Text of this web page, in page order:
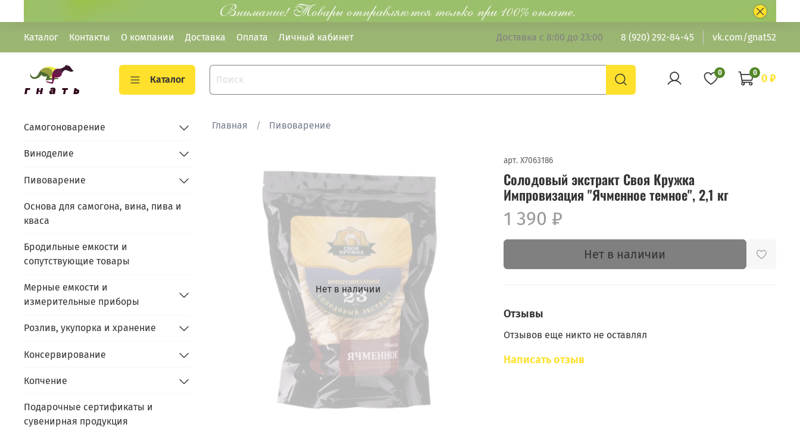
Каталог Контакты О компании Доставка Оплата Личный кабинет Доставка с 8:00 до 23:00 8 (920) 292-84-45 vk.com/gnat52
Каталог
0 0 0 ₽
Главная Пивоварение
Нет в наличии
арт. X7063186
Солодовый экстракт Своя Кружка
Импровизация "Ячменное темное", 2,1 кг
1 390 ₽
Нет в наличии
Отзывы
Отзывов еще никто не оставлял
Написать отзыв
Самогоноварение
Виноделие
Пивоварение
Основа для самогона, вина, пива и
кваса
Бродильные емкости и
сопутствующие товары
Мерные емкости и
измерительные приборы
Розлив, укупорка и хранение
Консервирование
Копчение
Подарочные сертификаты и
сувенирная продукция